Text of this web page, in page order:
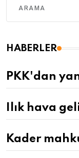
HABERLER
PKK'dan
Ilık hava
Kader